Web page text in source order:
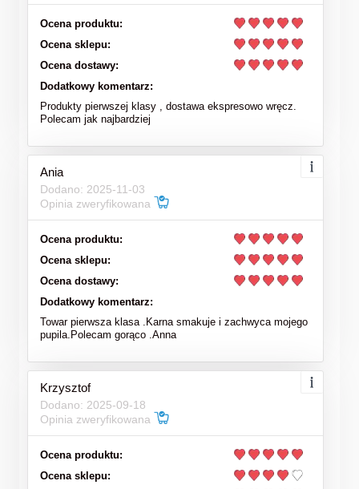
Ocena produktu:
Ocena sklepu:
Ocena dostawy:
Dodatkowy komentarz:
Produkty pierwszej klasy , dostawa ekspresowo wręcz.
Polecam jak najbardziej
Ania
Dodano: 2025-11-03
Opinia zweryfikowana
Ocena produktu:
Ocena sklepu:
Ocena dostawy:
Dodatkowy komentarz:
Towar pierwsza klasa .Karna smakuje i zachwyca mojego
pupila.Polecam gorąco .Anna
Krzysztof
Dodano: 2025-09-18
Opinia zweryfikowana
Ocena produktu:
Ocena sklepu: